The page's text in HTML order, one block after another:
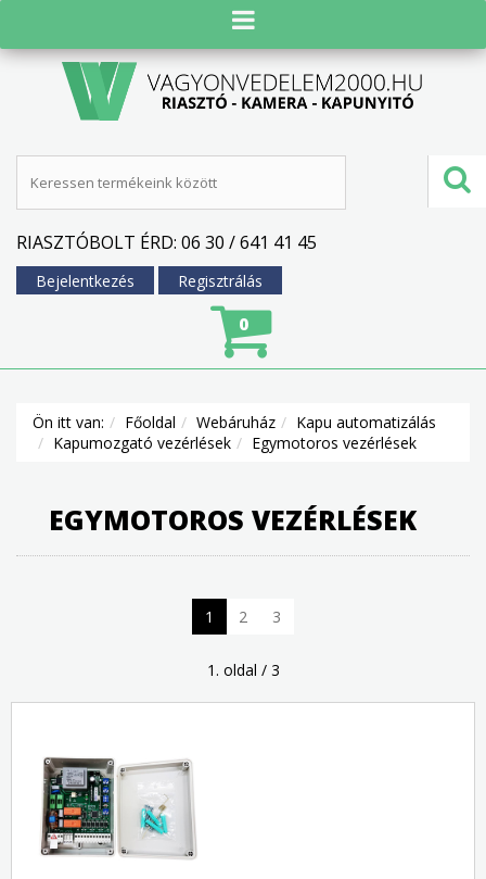
RIASZTÓBOLT ÉRD: 06 30 / 641 41 45
Bejelentkezés Regisztrálás
0
Ön itt van: Főoldal Webáruház
Kapu automatizálás
Kapumozgató vezérlések
Egymotoros vezérlések
EGYMOTOROS VEZÉRLÉSEK
1 2 3
1. oldal / 3